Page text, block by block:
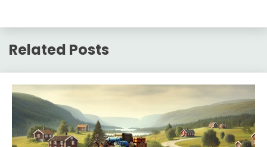
Related Posts